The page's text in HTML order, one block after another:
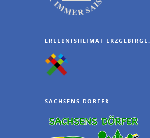
ERLEBNISHEIMAT ERZGEBIRGE:
SACHSENS DÖRFER